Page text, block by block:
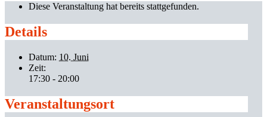
Diese Veranstaltung hat bereits stattgefunden.
Details
Datum: 10. Juni
Zeit:
17:30 - 20:00
Veranstaltungsort